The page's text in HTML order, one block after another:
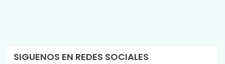
SIGUENOS EN REDES SOCIALES